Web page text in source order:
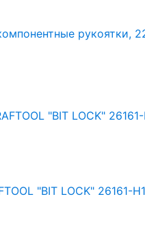
"BIT LOCK" 26161-